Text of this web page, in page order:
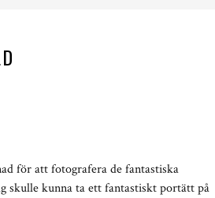
för att fotografera de fantastiska
skulle kunna ta ett fantastiskt portätt på